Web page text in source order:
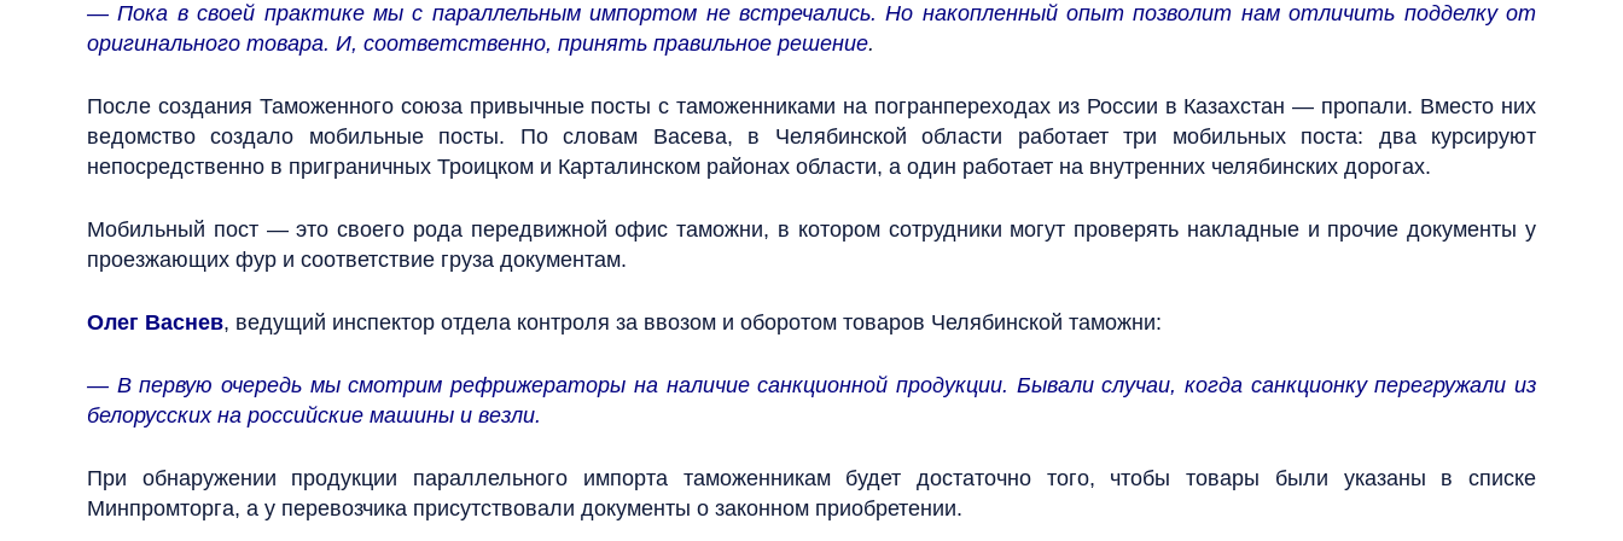
— Пока в своей практике мы с параллельным импортом не встречались. Но накопленный опыт позволит нам отличить подделку от
оригинального товара. И, соответственно, принять правильное решение.
После создания Таможенного союза привычные посты с таможенниками на погранпереходах из России в Казахстан — пропали. Вместо них
ведомство создало мобильные посты. По словам Васева, в Челябинской области работает три мобильных поста: два курсируют
непосредственно в приграничных Троицком и Карталинском районах области, а один работает на внутренних челябинских дорогах.
Мобильный пост — это своего рода передвижной офис таможни, в котором сотрудники могут проверять накладные и прочие документы у
проезжающих фур и соответствие груза документам.
Олег Васнев, ведущий инспектор отдела контроля за ввозом и оборотом товаров Челябинской таможни:
— В первую очередь мы смотрим рефрижераторы на наличие санкционной продукции. Бывали случаи, когда санкционку перегружали из
белорусских на российские машины и везли.
При обнаружении продукции параллельного импорта таможенникам будет достаточно того, чтобы товары были указаны в списке
Минпромторга, а у перевозчика присутствовали документы о законном приобретении.